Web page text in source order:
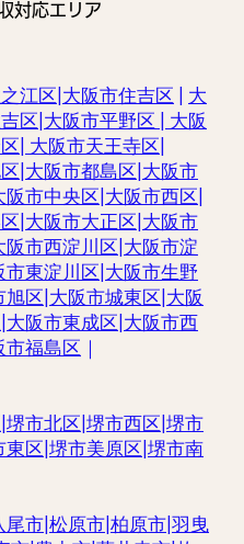
対応エリア
江区 大阪市住吉区
大
区 大阪市平野区
大阪
大阪市天王寺区
大阪市都島区 大阪市
阪市中央区 大阪市西区
大阪市大正区 大阪市
阪市西淀川区 大阪市淀
市東淀川区 大阪市生野
旭区 大阪市城東区 大阪
大阪市東成区 大阪市西
市福島区 ｜
堺市北区 堺市西区 堺市
区| 堺市美原区 堺市南
尾市 松原市 柏原市 羽曳